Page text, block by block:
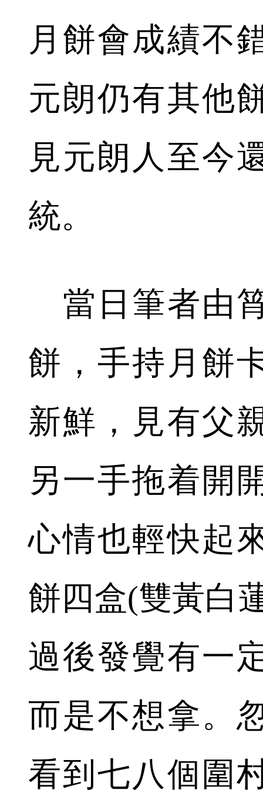
月餅會成績不
元朗仍有其他
見元朗人至今
統。
當日筆者由
餅，手持月餅
新鮮，見有父
另一手拖着開
心情也輕快起
餅四盒(雙黃白
過後發覺有一
而是不想拿。
看到七八個圍